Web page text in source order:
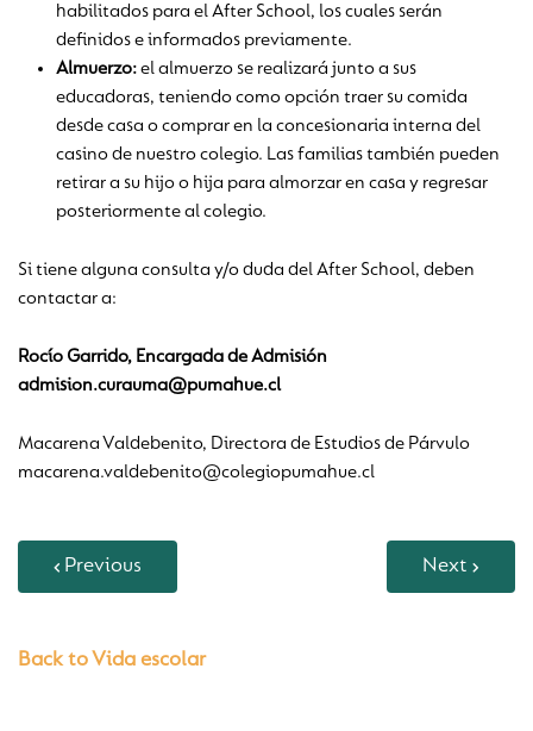
habilitados para el After School, los cuales serán
definidos e informados previamente.
Almuerzo:el almuerzo se realizará junto a sus
educadoras, teniendo como opción traer su comida
desde casa o comprar en la concesionaria interna del
casino de nuestro colegio. Las familias también pueden
retirar a su hijo o hija para almorzar en casa y regresar
posteriormente al colegio.
Si tiene alguna consulta y/o duda del After School, deben
contactar a:
Rocío Garrido, Encargada de Admisión
admision.curauma@pumahue.cl
Macarena Valdebenito, Directora de Estudios de Párvulo
macarena.valdebenito@colegiopumahue.cl
Previous Next
Back to Vida escolar